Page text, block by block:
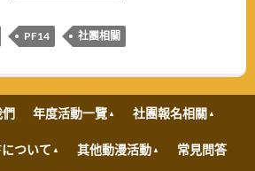
PF14 社團相關
們 年度活動一覽 社團報名相關
について 其他動漫活動 常見問答